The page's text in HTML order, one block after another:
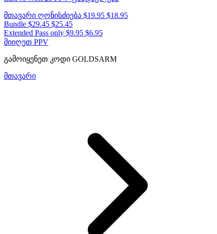
მთავარი ღონისძიება $19.95 $18.95
Bundle $29.45 $25.45
Extended Pass only $9.95 $6.95
მიიღეთ PPV
გამოიყენეთ კოდი GOLDSARM
მთავარი